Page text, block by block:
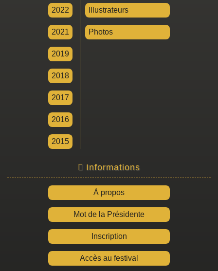
2022
2021
2019
2018
2017
2016
2015
Illustrateurs
Photos
Informations
À propos
Mot de la Présidente
Inscription
Accès au festival